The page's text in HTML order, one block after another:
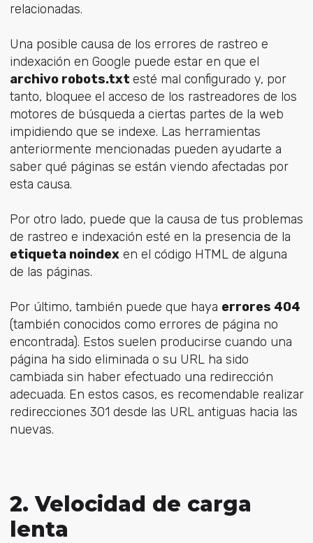
relacionadas.
Una posible causa de los errores de rastreo e
indexación en Google puede estar en que el
archivo robots.txt esté mal configurado y, por
tanto, bloquee el acceso de los rastreadores de los
motores de búsqueda a ciertas partes de la web
impidiendo que se indexe. Las herramientas
anteriormente mencionadas pueden ayudarte a
saber qué páginas se están viendo afectadas por
esta causa.
Por otro lado, puede que la causa de tus problemas
de rastreo e indexación esté en la presencia de la
etiqueta noindexen el código HTML de alguna
de las páginas.
Por último, también puede que haya errores 404
(también conocidos como errores de página no
encontrada). Estos suelen producirse cuando una
página ha sido eliminada o su URL ha sido
cambiada sin haber efectuado una redirección
adecuada. En estos casos, es recomendable realizar
redirecciones 301 desde las URL antiguas hacia las
nuevas.
2. Velocidad de carga
lenta